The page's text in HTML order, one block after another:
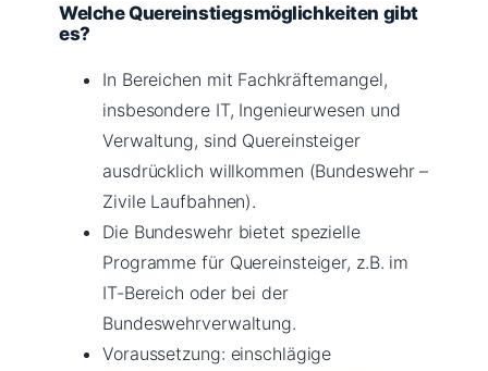
Welche Quereinstiegsmöglichkeiten gibt
es?
In Bereichen mit Fachkräftemangel,
insbesondere IT, Ingenieurwesen und
Verwaltung, sind Quereinsteiger
ausdrücklich willkommen (Bundeswehr –
Zivile Laufbahnen).
Die Bundeswehr bietet spezielle
Programme für Quereinsteiger, z.B. im
IT-Bereich oder bei der
Bundeswehrverwaltung.
Voraussetzung: einschlägige